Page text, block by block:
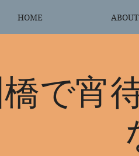
HOME
で宵